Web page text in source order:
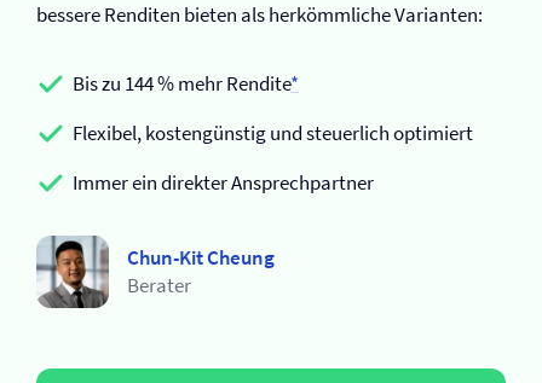
bessere Renditen bieten als herkömmliche Varianten:
Bis zu 144 % mehr Rendite*
Flexibel, kostengünstig und steuerlich optimiert
Immer ein direkter Ansprechpartner
Chun-Kit Cheung
Berater